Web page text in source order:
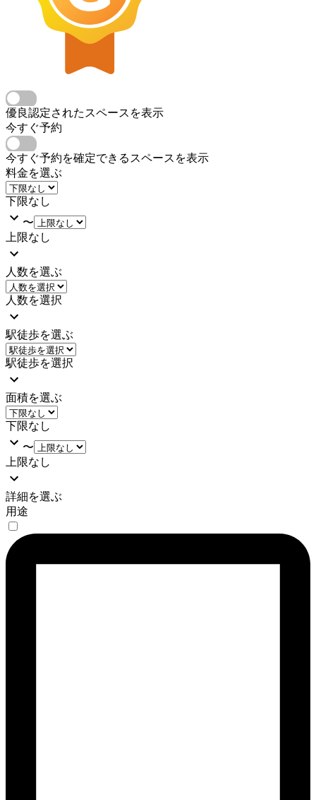
優良認定されたスペースを表示
今すぐ予約
今すぐ予約を確定できるスペースを表示
料金を選ぶ
下限なし
〜
上限なし
人数を選ぶ
人数を選択
駅徒歩を選ぶ
駅徒歩を選択
面積を選ぶ
下限なし
〜
上限なし
詳細を選ぶ
用途